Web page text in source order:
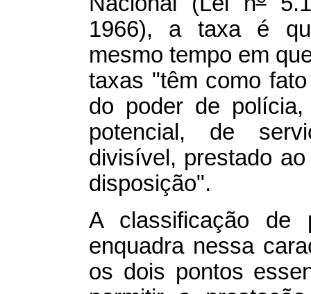
1966), a taxa é
mesmo tempo em
taxas "têm como
do poder de
potencial, de
divisível, prestado
disposição".
A classificação de
enquadra nessa
os dois pontos